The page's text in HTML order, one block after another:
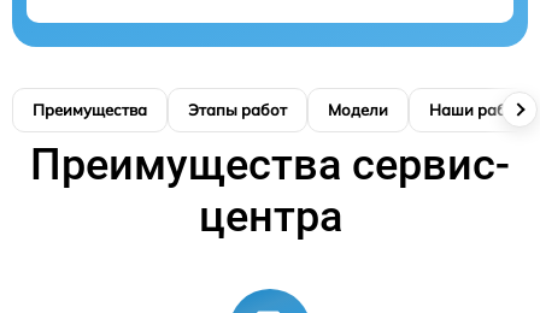
Преимущества Этапы работ Модели Наши работы
Преимущества сервис-
центра